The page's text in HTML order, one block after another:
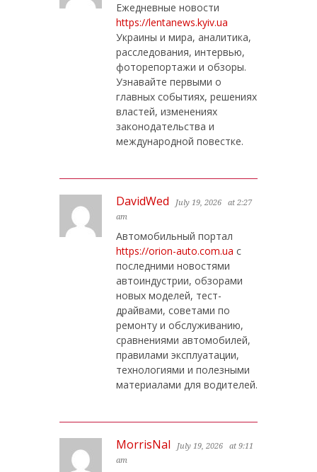
Ежедневные новости
https://lentanews.kyiv.ua
Украины и мира, аналитика,
расследования, интервью,
фоторепортажи и обзоры.
Узнавайте первыми о
главных событиях, решениях
властей, изменениях
законодательства и
международной повестке.
DavidWed July 19, 2026
at 2:27
am
Автомобильный портал
https://orion-auto.com.ua с
последними новостями
автоиндустрии, обзорами
новых моделей, тест-
драйвами, советами по
ремонту и обслуживанию,
сравнениями автомобилей,
правилами эксплуатации,
технологиями и полезными
материалами для водителей.
MorrisNal July 19, 2026
at 9:11
am